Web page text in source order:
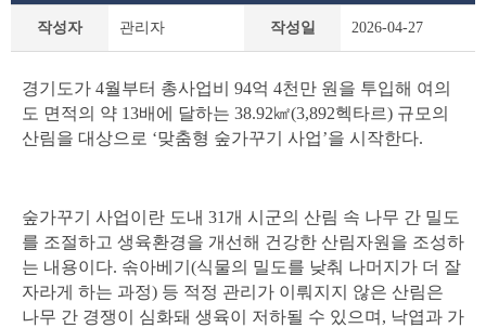
료
상
세
조
이
블
작성자 관리자 작성일 2026-04-27
경기도가 4월부터 총사업비 94억 4천만 원을 투입해 여의
도 면적의 약 13배에 달하는 38.92㎢(3,892헥타르) 규모의
산림을 대상으로 ‘맞춤형 숲가꾸기 사업’을 시작한다.
숲가꾸기 사업이란 도내 31 개 시군의 산림 속 나무 간 밀도
를 조절하고 생육환경을 개선해 건강한 산림자원을 조성하
는 내용이다. 솎아베기 (식물의 밀도를 낮춰 나머지가 더 잘
자라게 하는 과정) 등 적정 관리가 이뤄지지 않은 산림은
나무 간 경쟁이 심화돼 생육이 저하될 수 있으며 , 낙엽과 가